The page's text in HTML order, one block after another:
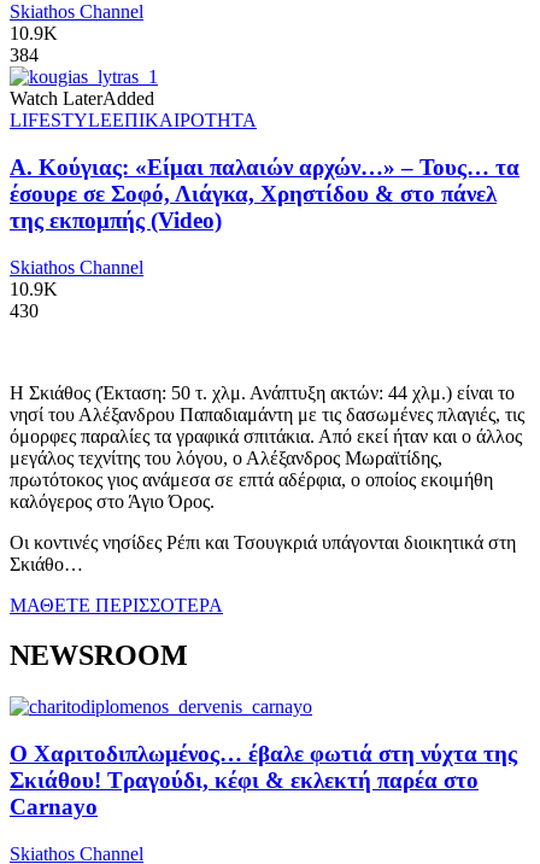
Skiathos Channel
10.9K
384
Watch LaterAdded
LIFESTYLEΕΠΙΚΑΙΡΟΤΗΤΑ
Α. Κούγιας: «Είμαι παλαιών αρχών…» – Τους… τα
έσουρε σε Σοφό, Λιάγκα, Χρηστίδου & στο πάνελ
της εκπομπής (Video)
Skiathos Channel
10.9K
430
Η Σκιάθος (Έκταση: 50 τ. χλμ. Ανάπτυξη ακτών: 44 χλμ.) είναι το
νησί του Αλέξανδρου Παπαδιαμάντη με τις δασωμένες πλαγιές, τις
όμορφες παραλίες τα γραφικά σπιτάκια. Από εκεί ήταν και ο άλλος
μεγάλος τεχνίτης του λόγου, ο Αλέξανδρος Μωραϊτίδης,
πρωτότοκος γιος ανάμεσα σε επτά αδέρφια, ο οποίος εκοιμήθη
καλόγερος στο Άγιο Όρος.
Οι κοντινές νησίδες Ρέπι και Τσουγκριά υπάγονται διοικητικά στη
Σκιάθο…
ΜΑΘΕΤΕ ΠΕΡΙΣΣΟΤΕΡΑ
NEWSROOM
Ο Χαριτοδιπλωμένος… έβαλε φωτιά στη νύχτα της
Σκιάθου! Τραγούδι, κέφι & εκλεκτή παρέα στο
Carnayo
Skiathos Channel